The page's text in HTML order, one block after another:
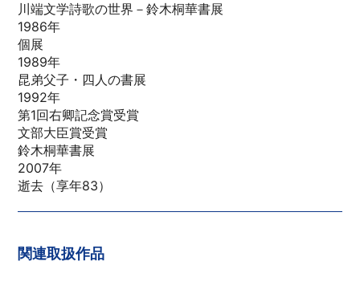
川端文学詩歌の世界－鈴木桐華書展
1986年
個展
1989年
昆弟父子・四人の書展
1992年
第1回右卿記念賞受賞
文部大臣賞受賞
鈴木桐華書展
2007年
逝去（享年83）
関連取扱作品